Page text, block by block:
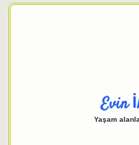
Evin
Yaşam